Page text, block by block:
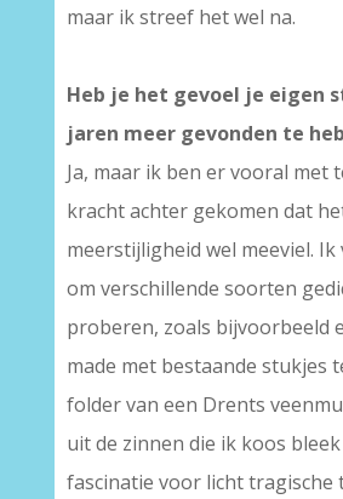
maar ik streef het wel na.
Heb je het gevoel je eigen
jaren meer gevonden te
Ja, maar ik ben er vooral met
kracht achter gekomen dat
meerstijligheid wel meeviel.
om verschillende soorten
proberen, zoals bijvoorbeeld
made met bestaande stukjes
folder van een Drents
uit de zinnen die ik koos
fascinatie voor licht tragische